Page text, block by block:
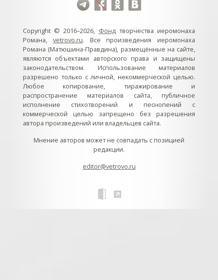
Copyright © 2016–2026, Фондтворчества иеромонаха
Романа, vetrovo.ru. Все произведения иеромонаха
Романа (Матюшина-Правдина), размещённые на сайте,
являются объектами авторского права и защищены
законодательством. Использование материалов
разрешено только с личной, некоммерческой целью.
Любое копирование, тиражирование и
распространение материалов сайта, публичное
исполнение стихотворений и песнопений с
коммерческой целью запрещено без разрешения
автора произведений или владельцев сайта.
Мнение авторов может не совпадать с позицией
редакции.
editor@vetrovo.ru